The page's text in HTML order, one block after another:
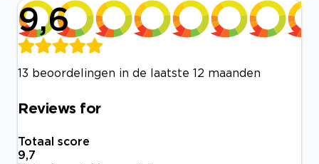
9,6
13 beoordelingen in de laatste 12 maanden
Reviews for
Totaal score
9,7